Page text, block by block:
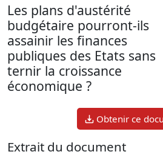
Les plans d'austérité
budgétaire pourront-ils
assainir les finances
publiques des Etats sans
ternir la croissance
économique ?
Obtenir ce
Extrait du document